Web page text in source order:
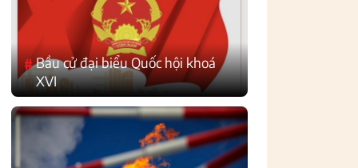
#Bầu cử đại biểu Quốc hội khoá
XVI